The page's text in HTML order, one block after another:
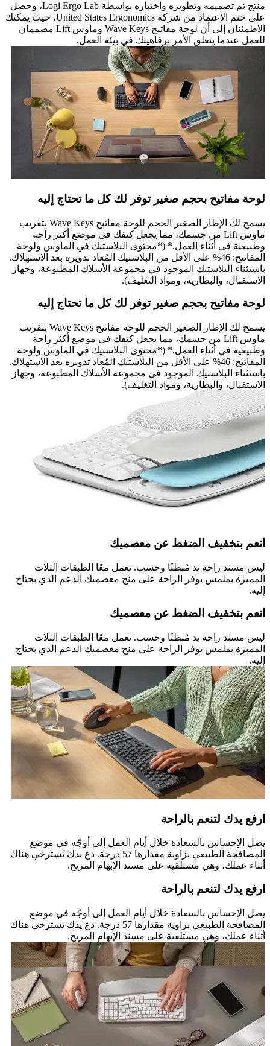
منتج تم تصميمه وتطويره واختباره بواسطة Logi Ergo Lab، وحصل
على ختم الاعتماد من شركة United States Ergonomics، حيث يمكنك
الاطمئنان إلى أن لوحة مفاتيح Wave Keys وماوس Lift مصممان
للعمل عندما يتعلق الأمر برفاهيتك في بيئة العمل.
لوحة مفاتيح بحجم صغير توفر لك كل ما تحتاج إليه
يسمح لك الإطار الصغير الحجم للوحة مفاتيح Wave Keys بتقريب
ماوس Lift من جسمك، مما يجعل كتفك في موضع أكثر راحة
وطبيعية في أثناء العمل.* (*محتوى البلاستيك في الماوس ولوحة
المفاتيح: 46% على الأقل من البلاستيك المُعاد تدويره بعد الاستهلاك.
باستثناء البلاستيك الموجود في مجموعة الأسلاك المطبوعة، وجهاز
الاستقبال، والبطارية، ومواد التغليف).
لوحة مفاتيح بحجم صغير توفر لك كل ما تحتاج إليه
يسمح لك الإطار الصغير الحجم للوحة مفاتيح Wave Keys بتقريب
ماوس Lift من جسمك، مما يجعل كتفك في موضع أكثر راحة
وطبيعية في أثناء العمل.* (*محتوى البلاستيك في الماوس ولوحة
المفاتيح: 46% على الأقل من البلاستيك المُعاد تدويره بعد الاستهلاك.
باستثناء البلاستيك الموجود في مجموعة الأسلاك المطبوعة، وجهاز
الاستقبال، والبطارية، ومواد التغليف).
انعم بتخفيف الضغط عن معصميك
ليس مسند راحة يد مُبطنًا وحسب. تعمل معًا الطبقات الثلاث
المميزة بملمس يوفر الراحة على منح معصميك الدعم الذي يحتاج
إليه.
انعم بتخفيف الضغط عن معصميك
ليس مسند راحة يد مُبطنًا وحسب. تعمل معًا الطبقات الثلاث
المميزة بملمس يوفر الراحة على منح معصميك الدعم الذي يحتاج
إليه.
ارفع يدك لتنعم بالراحة
يصل الإحساس بالسعادة خلال أيام العمل إلى أوجّه في موضع
المصافحة الطبيعي بزاوية مقدارها 57 درجة. دع يدك تسترخي هناك
أثناء عملك، وهي مستلقية على مسند الإبهام المريح.
ارفع يدك لتنعم بالراحة
يصل الإحساس بالسعادة خلال أيام العمل إلى أوجّه في موضع
المصافحة الطبيعي بزاوية مقدارها 57 درجة. دع يدك تسترخي هناك
أثناء عملك، وهي مستلقية على مسند الإبهام المريح.